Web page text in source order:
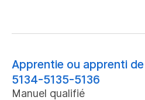
Apprentie ou apprenti
5134-5135-5136
Manuel qualifié